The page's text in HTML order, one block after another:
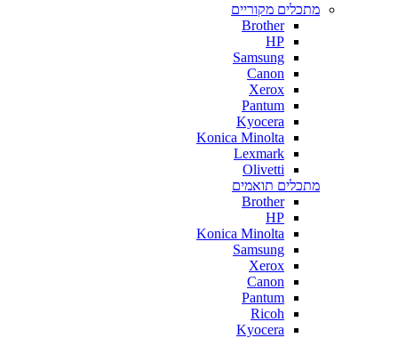
מתכלים מקוריים
Brother
HP
Samsung
Canon
Xerox
Pantum
Kyocera
Konica Minolta
Lexmark
Olivetti
מתכלים תואמים
Brother
HP
Konica Minolta
Samsung
Xerox
Canon
Pantum
Ricoh
Kyocera